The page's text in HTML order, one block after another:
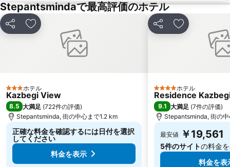
Stepantsmindaで最高評価のホテル
シェア お気に入りに追加
3 ホテルのランク
ホテル
Kazbegi View
8.5 大満足 (722件の評価)
Stepantsminda, 街の中心まで1.2 km
正確な料金を確認するには日付を選択
してください
料金を表示
シェア お気に入りに
4 ホテルのランク
ホテル
Residence
9.1 大満足 (7件の評価)
Stepantsminda, 街の
最安値 ￥19,561
5件のサイトの料金
料金を表